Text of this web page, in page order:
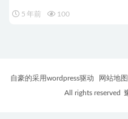
5 年前 100
自豪的采用wordpress驱动 网站地图
All rights reserved